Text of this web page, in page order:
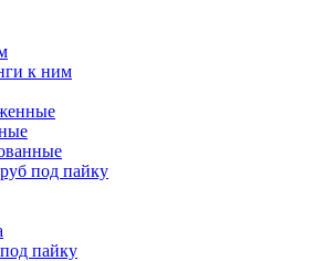
к ним
под пайку
пайку